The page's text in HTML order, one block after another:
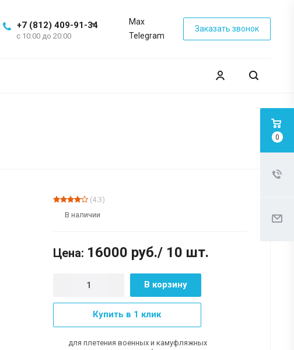
+7 (812) 409-91-34
с 10:00 до 20:00
Max
Telegram
Заказать звонок
(4.3)
В наличии
Цена: 16000 руб./ 10 шт.
В корзину
Купить в 1 клик
для плетения военных и камуфляжных
0